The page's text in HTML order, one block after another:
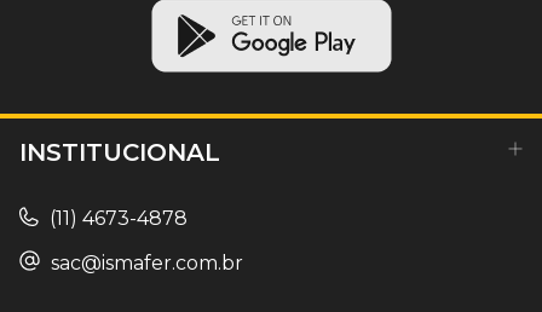
INSTITUCIONAL
(11) 4673-4878
sac@ismafer.com.br